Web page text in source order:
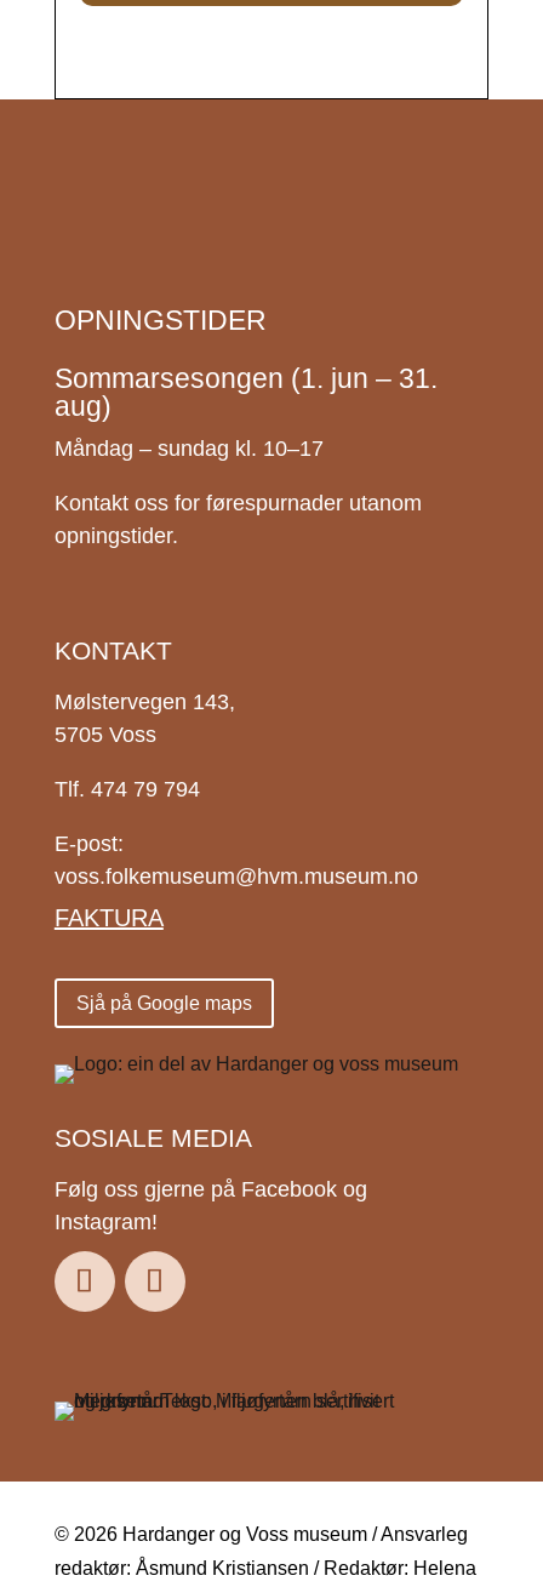
OPNINGSTIDER
Sommarsesongen (1. jun – 31.
aug)
Måndag – sundag kl. 10–17
Kontakt oss for førespurnader utanom
opningstider.
KONTAKT
Mølstervegen 143,
5705 Voss
Tlf. 474 79 794
E-post:
voss.folkemuseum@hvm.museum.no
FAKTURA
Sjå på Google maps
SOSIALE MEDIA
Følg oss gjerne på Facebook og
Instagram!
© 2026 Hardanger og Voss museum / Ansvarleg
redaktør: Åsmund Kristiansen / Redaktør: Helena